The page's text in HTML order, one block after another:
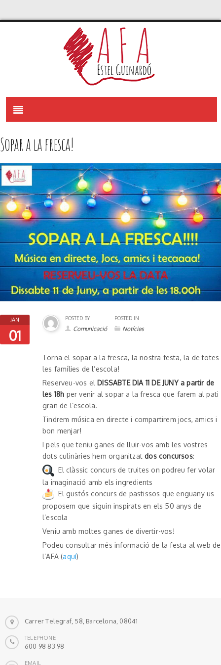
Sopar a la fresca!
JAN
01
POSTED BY
Comunicació
POSTED IN
Notícies
Torna el sopar a la fresca, la nostra festa, la de totes
les famílies de l’escola!
Reserveu-vos el DISSABTE DIA 11 DE JUNY a partir de
les 18h per venir al sopar a la fresca que farem al pati
gran de l’escola.
Tindrem música en directe i compartirem jocs, amics i
bon menjar!
I pels que teniu ganes de lluir-vos amb les vostres
dots culinàries hem organitzatdos concursos:
El clàssic concurs de truites on podreu fer volar
la imaginació amb els ingredients
El gustós concurs de pastissos que enguany us
proposem que siguin inspirats en els 50 anys de
l’escola
Veniu amb moltes ganes de divertir-vos!
Podeu consultar més informació de la festa al web de
l’AFA (aquí)
Carrer Telegraf, 58, Barcelona, 08041
TELEPHONE
600 98 83 98
EMAIL